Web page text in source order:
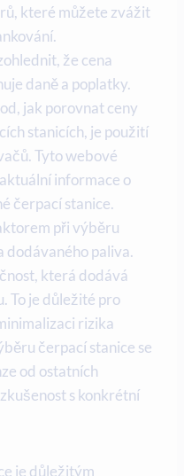
které můžete zvážit
že cena
daně a poplatky.
jak porovnat ceny
stanicích, je použití
Tyto webové
informace o
čerpací stanice.
při výběru
dodávaného paliva.
která dodává
To je důležité pro
rizika
čerpací stanice se
od ostatních
s konkrétní
je důležitým